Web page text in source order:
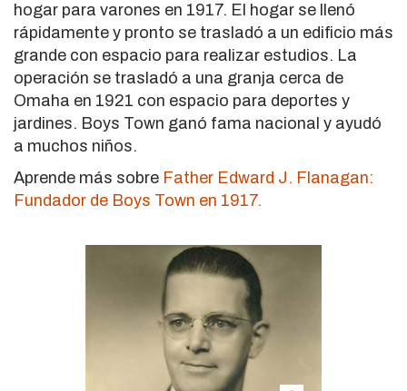
hogar para varones en 1917. El hogar se llenó
rápidamente y pronto se trasladó a un edificio más
grande con espacio para realizar estudios. La
operación se trasladó a una granja cerca de
Omaha en 1921 con espacio para deportes y
jardines. Boys Town ganó fama nacional y ayudó
a muchos niños.
Aprende más sobre Father Edward J. Flanagan:
Fundador de Boys Town en 1917.